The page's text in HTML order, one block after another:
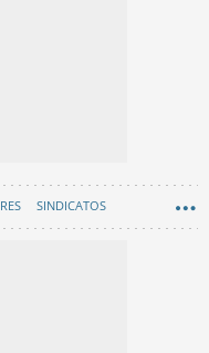
SINDICATOS